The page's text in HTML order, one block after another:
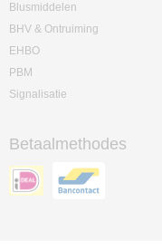
Blusmiddelen
BHV & Ontruiming
EHBO
PBM
Signalisatie
Betaalmethodes